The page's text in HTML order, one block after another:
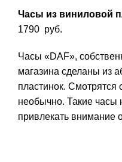
Часы из виниловой
1790 руб.
Часы «DAF»,
магазина сделаны из
пластинок. Смотрятся
необычно. Такие часы
привлекать внимание